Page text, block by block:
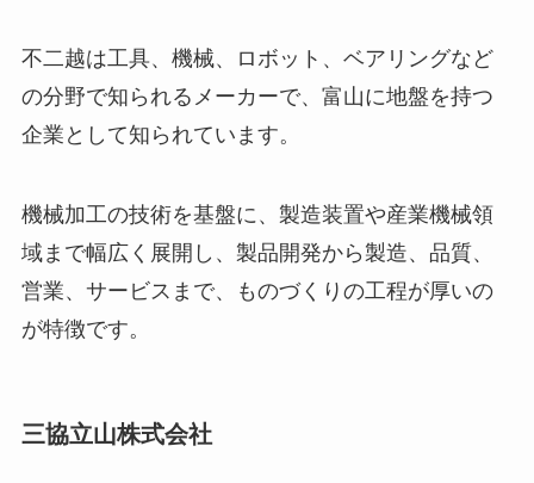
不二越は工具、機械、ロボット、ベアリングなど
の分野で知られるメーカーで、富山に地盤を持つ
企業として知られています。
機械加工の技術を基盤に、製造装置や産業機械領
域まで幅広く展開し、製品開発から製造、品質、
営業、サービスまで、ものづくりの工程が厚いの
が特徴です。
三協立山株式会社